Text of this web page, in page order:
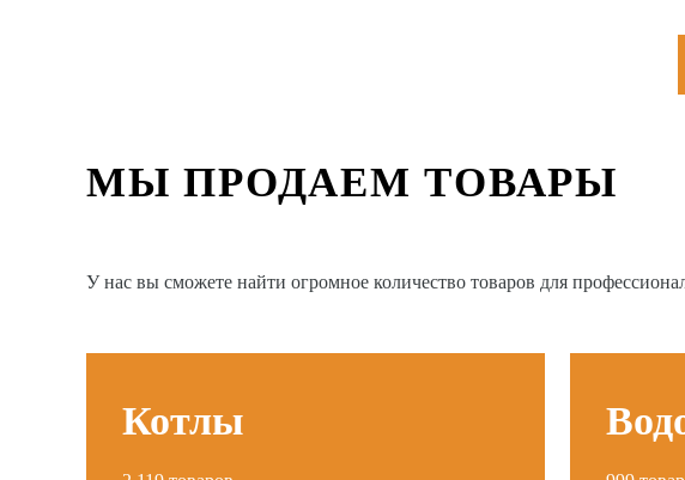
МЫ ПРОДАЕМ ТОВАРЫ
У нас вы сможете найти огромное количество товаров для
Котлы